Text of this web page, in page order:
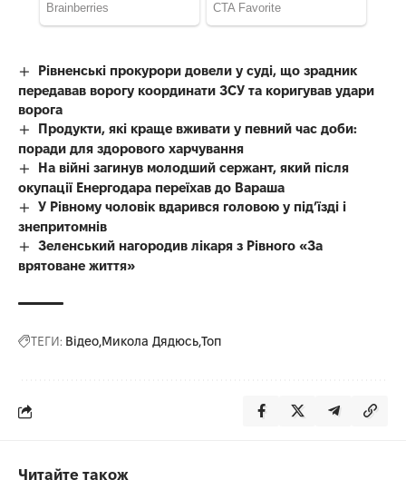
Рівненські прокурори довели у суді, що зрадник
передавав ворогу координати ЗСУ та коригував удари
ворога
Продукти, які краще вживати у певний час доби:
поради для здорового харчування
На війні загинув молодший сержант, який після
окупації Енергодара переїхав до Вараша
У Рівному чоловік вдарився головою у під’їзді і
знепритомнів
Зеленський нагородив лікаря з Рівного «За
врятоване життя»
ТЕГИ: Відео Микола ДядюсьТоп
Читайте також